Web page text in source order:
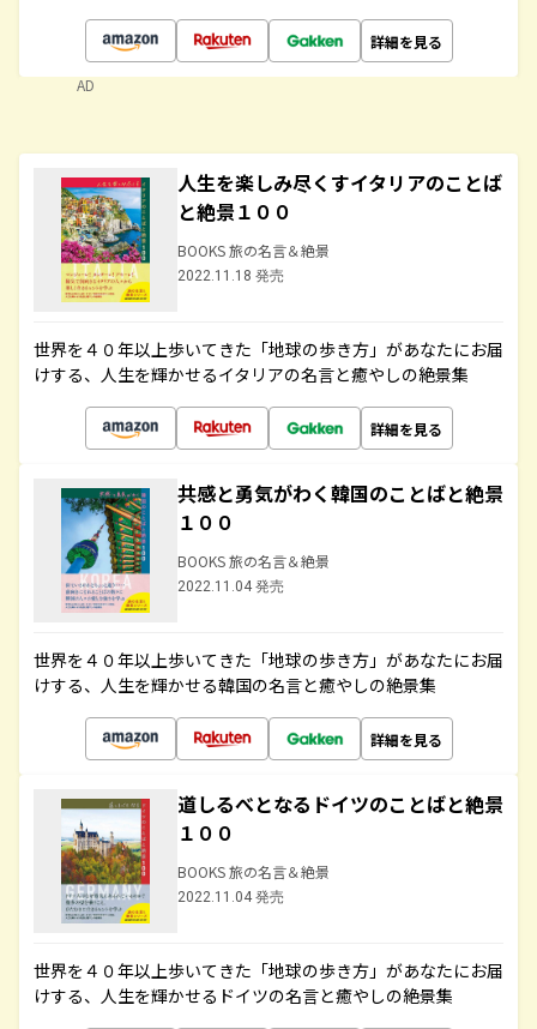
詳細を見る
AD
人生を楽しみ尽くすイタリアのことば
と絶景１００
BOOKS 旅の名言＆絶景
2022.11.18 発売
世界を４０年以上歩いてきた「地球の歩き方」があなたにお届
けする、人生を輝かせるイタリアの名言と癒やしの絶景集
詳細を見る
共感と勇気がわく韓国のことばと絶景
１００
BOOKS 旅の名言＆絶景
2022.11.04 発売
世界を４０年以上歩いてきた「地球の歩き方」があなたにお届
けする、人生を輝かせる韓国の名言と癒やしの絶景集
詳細を見る
道しるべとなるドイツのことばと絶景
１００
BOOKS 旅の名言＆絶景
2022.11.04 発売
世界を４０年以上歩いてきた「地球の歩き方」があなたにお届
けする、人生を輝かせるドイツの名言と癒やしの絶景集